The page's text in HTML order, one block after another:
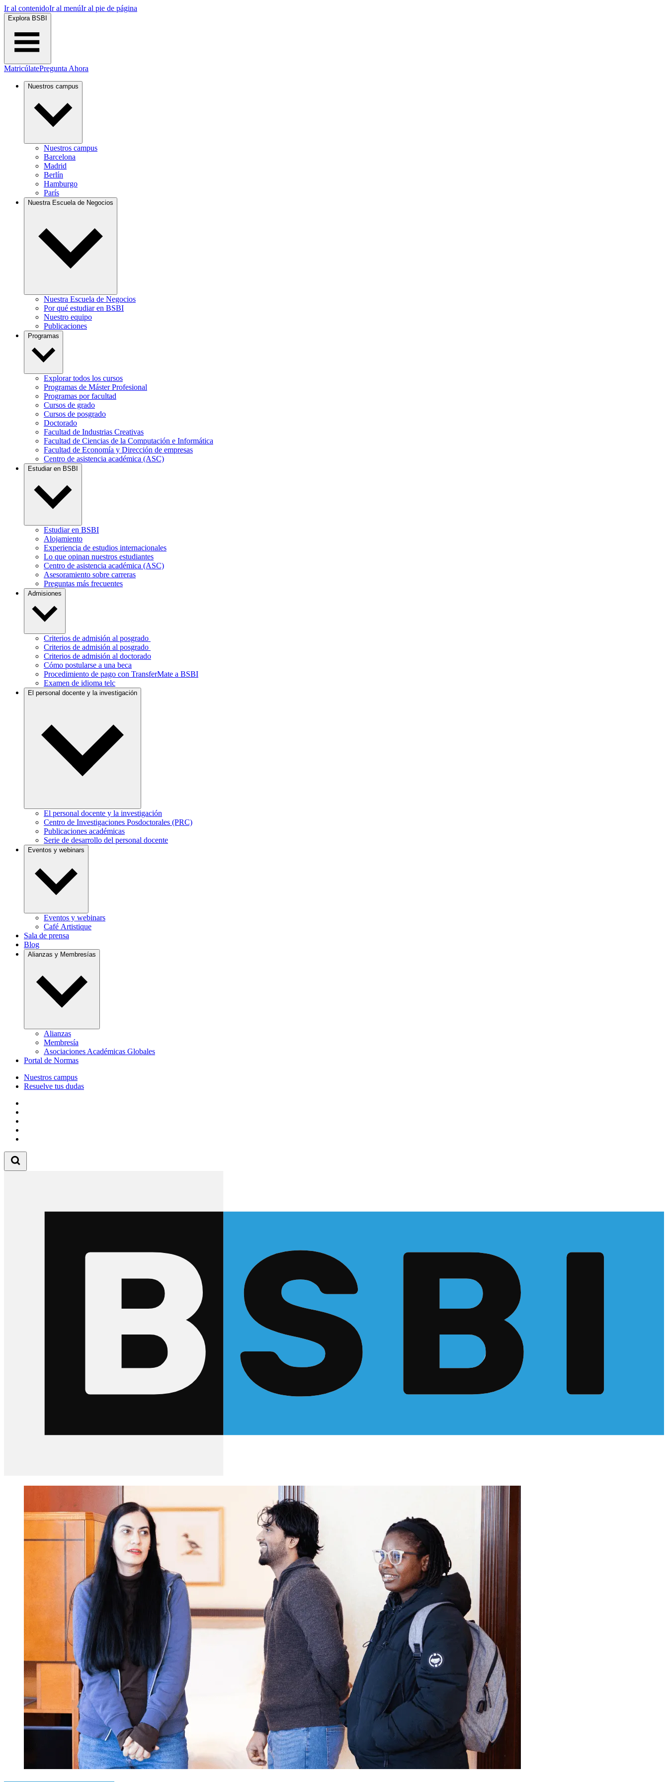
Ir al contenidoIr al menúIr al pie de página
Explora BSBI
MatricúlatePregunta Ahora
Nuestros campus
Nuestros campus
Barcelona
Madrid
Berlín
Hamburgo
París
Nuestra Escuela de Negocios
Nuestra Escuela de Negocios
Por qué estudiar en BSBI
Nuestro equipo
Publicaciones
Programas
Explorar todos los cursos
Programas de Máster Profesional
Programas por facultad
Cursos de grado
Cursos de posgrado
Doctorado
Facultad de Industrias Creativas
Facultad de Ciencias de la Computación e Informática
Facultad de Economía y Dirección de empresas
Centro de asistencia académica (ASC)
Estudiar en BSBI
Estudiar en BSBI
Alojamiento
Experiencia de estudios internacionales
Lo que opinan nuestros estudiantes
Centro de asistencia académica (ASC)
Asesoramiento sobre carreras
Preguntas más frecuentes
Admisiones
Criterios de admisión al posgrado
Criterios de admisión al posgrado
Criterios de admisión al doctorado
Cómo postularse a una beca
Procedimiento de pago con TransferMate a BSBI
Examen de idioma telc
El personal docente y la investigación
El personal docente y la investigación
Centro de Investigaciones Posdoctorales (PRC)
Publicaciones académicas
Serie de desarrollo del personal docente
Eventos y webinars
Eventos y webinars
Café Artistique
Sala de prensa
Blog
Alianzas y Membresías
Alianzas
Membresía
Asociaciones Académicas Globales
Portal de Normas
Nuestros campus
Resuelve tus dudas